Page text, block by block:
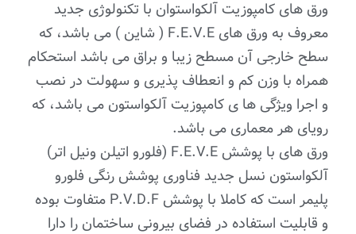
ورق های کامپوزیت آلکواستوان با تکنولوژی جدید
معروف به ورق های F.E.V.E ( شاین ) می باشد، که
سطح خارجی آن مسطح زیبا و براق می باشد استحکام
همراه با وزن کم و انعطاف پذیری و سهولت در نصب
و اجرا ویژگی ها ی کامپوزیت آلکواستون می باشد، که
رویای هر معماری می باشد.
ورق های با پوشش F.E.V.E (فلورو اتیلن ونیل اتر)
آلکواستون نسل جدید فناوری پوشش رنگی فلورو
پلیمر است که کاملا با پوشش P.V.D.F متفاوت بوده
و قابلیت استفاده در فضای بیرونی ساختمان را دارا